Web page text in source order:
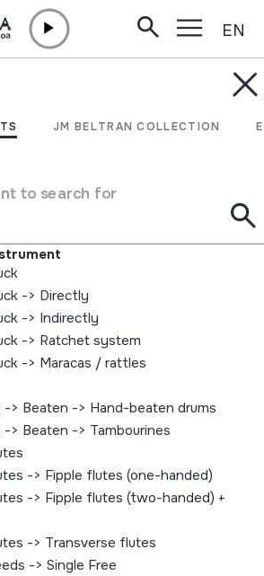
JM BELTRAN COLLECTION
to search for
EN
della musica
musicali;
-> Directly
-> Indirectly
-> Ratchet system
-> Maracas / rattles
-> Beaten -> Hand-beaten drums
-> Beaten -> Tambourines
-> Fipple flutes (one-handed)
-> Fipple flutes (two-handed) +
-> Transverse flutes
-> Single Free